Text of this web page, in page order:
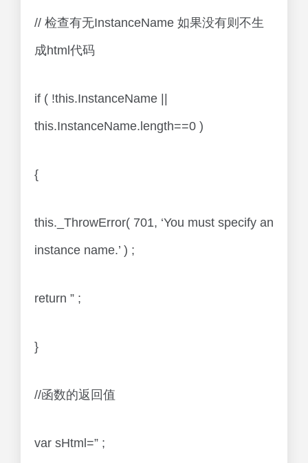
// 检查有无InstanceName 如果没有则不生
成html代码
if ( !this.InstanceName ||
this.InstanceName.length==0 )
{
this._ThrowError( 701, ‘You must specify an
instance name.’ ) ;
return ” ;
}
//函数的返回值
var sHtml=” ;